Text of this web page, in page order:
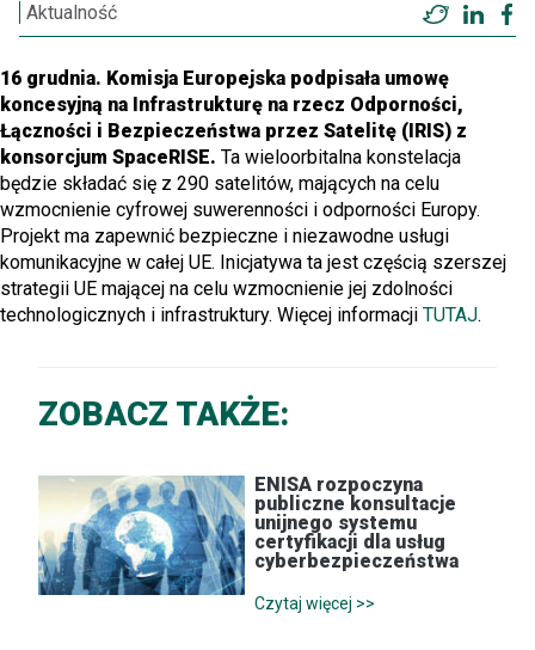
Aktualność
Twitter
16 grudnia. Komisja Europejska podpisała umowę
koncesyjną na Infrastrukturę na rzecz Odporności,
Łączności i Bezpieczeństwa przez Satelitę (IRIS) z
konsorcjum SpaceRISE. Ta wieloorbitalna konstelacja
będzie składać się z 290 satelitów, mających na celu
wzmocnienie cyfrowej suwerenności i odporności Europy.
Projekt ma zapewnić bezpieczne i niezawodne usługi
komunikacyjne w całej UE. Inicjatywa ta jest częścią szerszej
strategii UE mającej na celu wzmocnienie jej zdolności
technologicznych i infrastruktury. Więcej informacji TUTAJ.
ZOBACZ TAKŻE:
ENISA rozpoczyna
publiczne konsultacje
unijnego systemu
certyfikacji dla usług
cyberbezpieczeństwa
Czytaj więcej >>